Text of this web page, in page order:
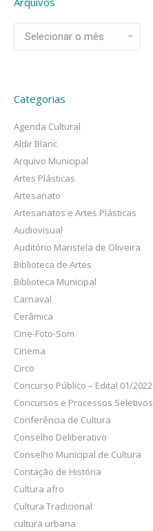
Categorias
Agenda Cultural
Aldir Blanc
Arquivo Municipal
Artes Plásticas
Artesanato
Artesanatos e Artes Plásticas
Audiovisual
Auditório Maristela de Oliveira
Biblioteca de Artes
Biblioteca Municipal
Carnaval
Cerâmica
Cine-Foto-Som
Cinema
Circo
Concurso Público – Edital 01/2022
Concursos e Processos Seletivos
Conferência de Cultura
Conselho Deliberativo
Conselho Municipal de Cultura
Contação de História
Cultura afro
Cultura Tradicional
cultura urbana